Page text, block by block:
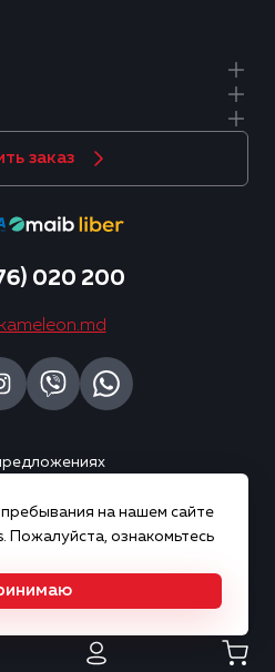
Подписаться
заказ
020 200
Все права защищены
на нашем сайте
Пожалуйста, ознакомьтесь